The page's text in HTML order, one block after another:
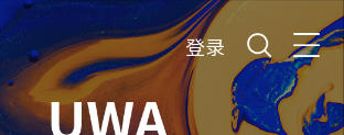
登录